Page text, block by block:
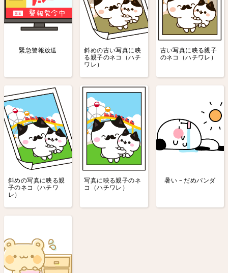
緊急警報放送
斜めの古い写真に映
る親子のネコ（ハチ
ワレ）
古い写真に映る親子
のネコ（ハチワレ）
斜めの写真に映る親
子のネコ（ハチワ
レ）
写真に映る親子のネ
コ（ハチワレ）
暑い – だめパンダ